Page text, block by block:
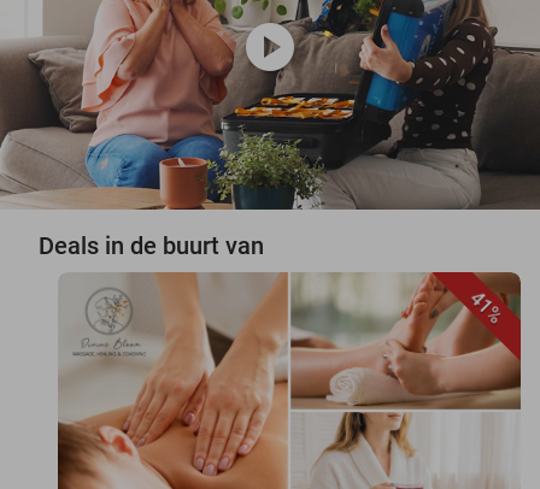
play_circle
Deals in de buurt van
41%